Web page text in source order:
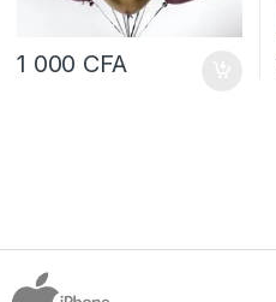
1 000 CFA